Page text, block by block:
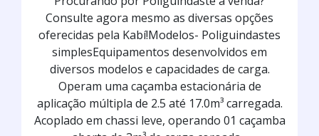
Consulte agora mesmo as diversas opções
oferecidas pela Kabí!Modelos- Poliguindastes
simplesEquipamentos desenvolvidos em
diversos modelos e capacidades de carga.
Operam uma caçamba estacionária de
aplicação múltipla de 2.5 até 17.0m³ carregada.
Acoplado em chassi leve, operando 01 caçamba